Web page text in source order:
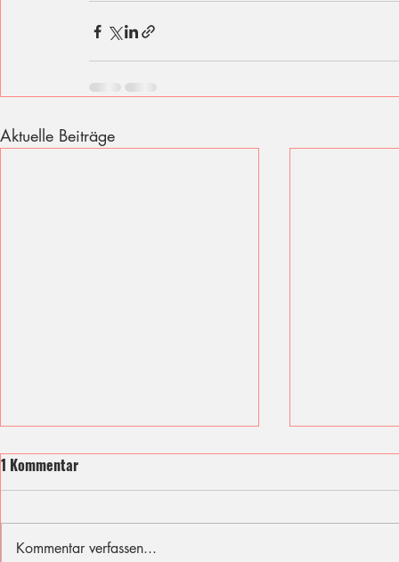
Aktuelle Beiträge
1 Kommentar
Kommentar verfassen...